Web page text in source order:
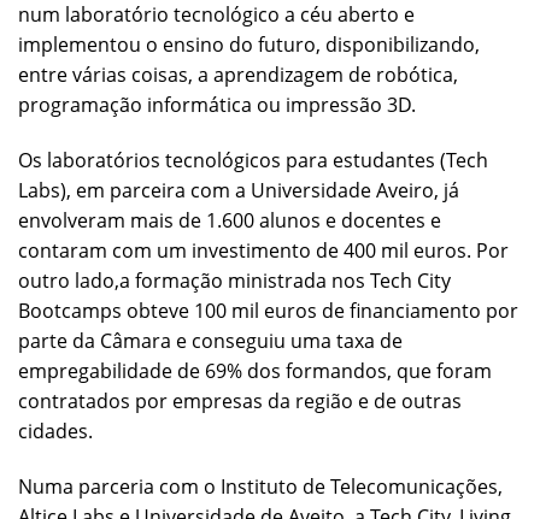
num laboratório tecnológico a céu aberto e
implementou o ensino do futuro, disponibilizando,
entre várias coisas, a aprendizagem de robótica,
programação informática ou impressão 3D.
Os laboratórios tecnológicos para estudantes (Tech
Labs), em parceira com a Universidade Aveiro, já
envolveram mais de 1.600 alunos e docentes e
contaram com um investimento de 400 mil euros. Por
outro lado,a formação ministrada nos Tech City
Bootcamps obteve 100 mil euros de financiamento por
parte da Câmara e conseguiu uma taxa de
empregabilidade de 69% dos formandos, que foram
contratados por empresas da região e de outras
cidades.
Numa parceria com o Instituto de Telecomunicações,